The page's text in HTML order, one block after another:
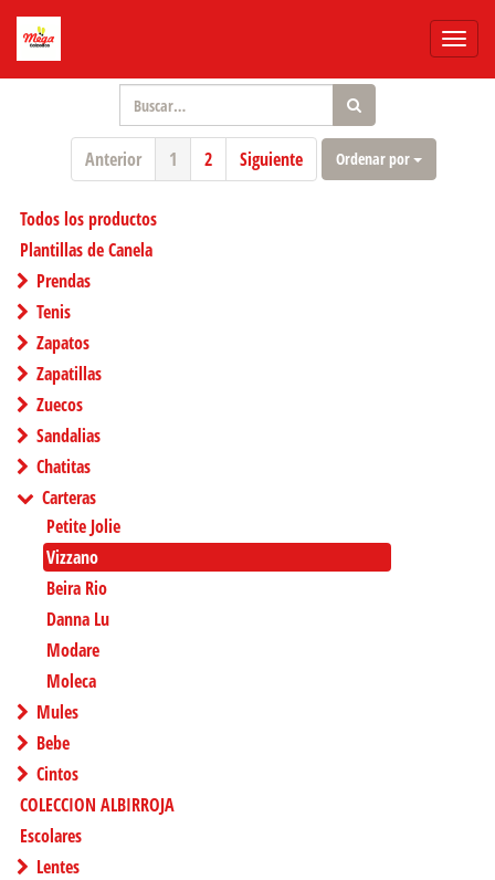
Menú
Anterior 1 2 Siguiente Ordenar por
Todos los productos
Plantillas de Canela
Prendas
Tenis
Zapatos
Zapatillas
Zuecos
Sandalias
Chatitas
Carteras
Petite Jolie
Vizzano
Beira Rio
Danna Lu
Modare
Moleca
Mules
Bebe
Cintos
COLECCION ALBIRROJA
Escolares
Lentes